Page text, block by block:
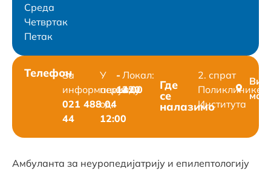
Среда
Четвртак
Петак
Телефон
За
информације:
021 488 04
44
У
периоду
од:
12:00
-
13:00
Локал:
420
Где
се
налазимо
2. спрат
Поликлинике
Института
Амбуланта за неуропедијатрију и епилептологију